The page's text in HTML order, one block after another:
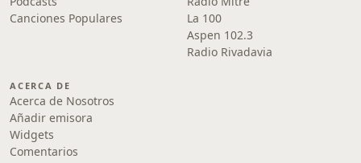
Canciones Populares
La 100
Aspen 102.3
Radio Rivadavia
ACERCA DE
Acerca de Nosotros
Añadir emisora
Widgets
Comentarios